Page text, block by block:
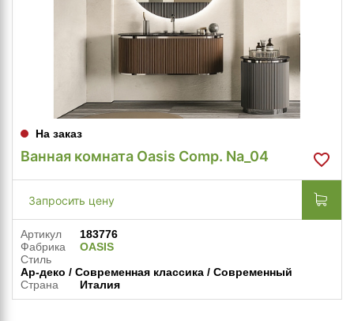
На заказ
Ванная комната Oasis Comp. Na_04
Запросить цену
Артикул
183776
Фабрика
OASIS
Стиль
Ар-деко / Современная классика / Современный
Страна
Италия